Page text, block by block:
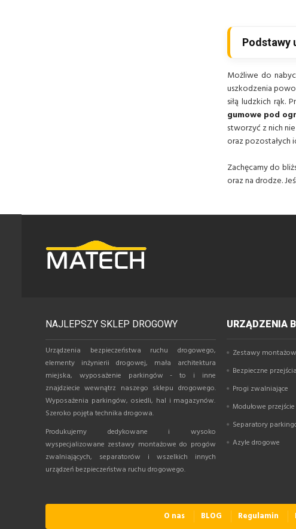
Podstawy
Możliwe do
uszkodzenia
siłą ludzkich
gumowe pod
stworzyć z nich
oraz pozostałych
Zachęcamy do
oraz na drodze.
NAJLEPSZY SKLEP DROGOWY
Urządzenia bezpieczeństwa ruchu drogowego,
elementy inżynierii drogowej, mała architektura
miejska, wyposażenie parkingów - to i inne
znajdziecie wewnątrz naszego sklepu drogowego.
Wyposażenia parkingów, osiedli, hal i magazynów.
Szeroko pojęta technika drogowa.
Produkujemy dedykowane i wysoko
wyspecjalizowane zestawy montażowe do progów
zwalniających, separatorów i wszelkich innych
urządzeń bezpieczeństwa ruchu drogowego.
URZĄDZENIA
Zestawy
Bezpieczne
Progi zwalniające
Modułowe
Separatory
Azyle drogowe
O nas BLOG Regulamin